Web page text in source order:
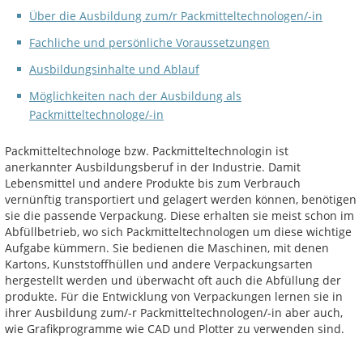
Über die Ausbildung zum/r Packmitteltechnologen/-in
Fachliche und persönliche Voraussetzungen
Ausbildungsinhalte und Ablauf
Möglichkeiten nach der Ausbildung als
Packmitteltechnologe/-in
Packmitteltechnologe bzw. Packmitteltechnologin ist
anerkannter Ausbildungsberuf in der Industrie. Damit
Lebensmittel und andere Produkte bis zum Verbrauch
vernünftig transportiert und gelagert werden können, benötigen
sie die passende Verpackung. Diese erhalten sie meist schon im
Abfüllbetrieb, wo sich Packmitteltechnologen um diese wichtige
Aufgabe kümmern. Sie bedienen die Maschinen, mit denen
Kartons, Kunststoffhüllen und andere Verpackungsarten
hergestellt werden und überwacht oft auch die Abfüllung der
produkte. Für die Entwicklung von Verpackungen lernen sie in
ihrer Ausbildung zum/-r Packmitteltechnologen/-in aber auch,
wie Grafikprogramme wie CAD und Plotter zu verwenden sind.